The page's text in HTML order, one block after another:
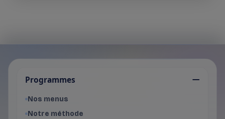
Je choisis mon programme
Programme Homme
Programmes
Nos menus
Notre méthode